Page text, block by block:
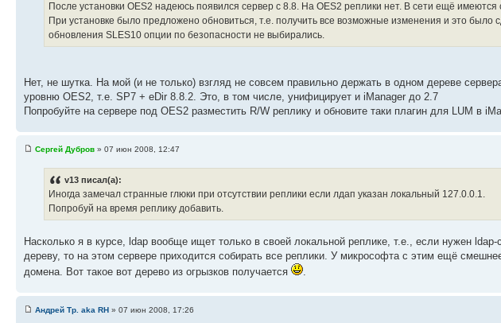
После установки OES2 надеюсь появился сервер с 8.8. На OES2 реплики нет. В сети ещё
При установке было предложено обновиться, т.е. получить все возможные изменения и это было
обновления SLES10 опции по безопасности не выбирались.
Нет, не шутка. На мой (и не только) взгляд не совсем правильно держать в одном дереве
уровню OES2, т.е. SP7 + eDir 8.8.2. Это, в том числе, унифицирует и iManager до 2.7
Попробуйте на сервере под OES2 разместить R/W реплику и обновите таки плагин для LUM в
Сергей Дубров » 07 июн 2008, 12:47
v13 писал(а):
Иногда замечал странные глюки при отсутствии реплики если лдап указан локальный 127.0.0.1.
Попробуй на время реплику добавить.
Насколько я в курсе, ldap вообще ищет только в своей локальной реплике, т.е., если нужен
дереву, то на этом сервере приходится собирать все реплики. У микрософта с этим ещё
домена. Вот такое вот дерево из огрызков получается
.
Андрей Тр. aka RH » 07 июн 2008, 17:26